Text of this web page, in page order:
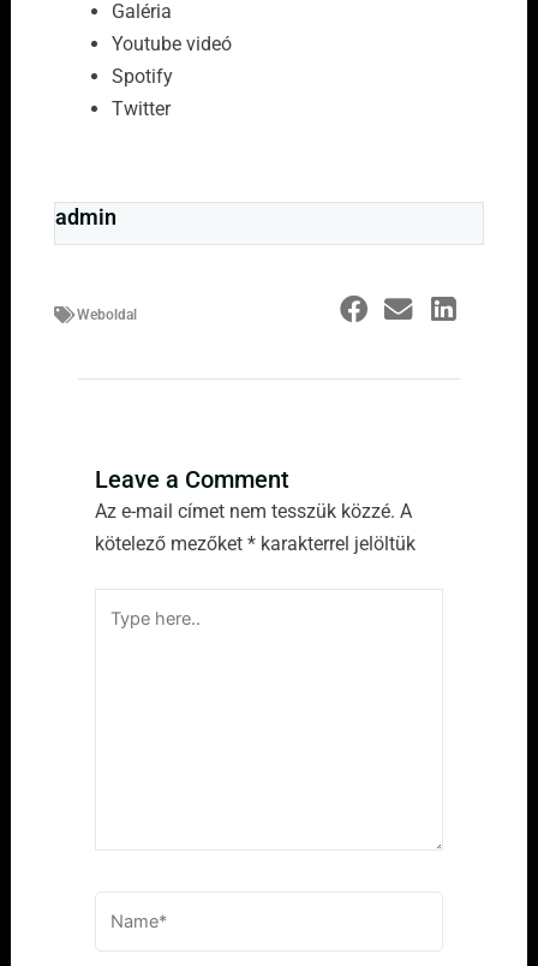
Galéria
Youtube videó
Spotify
Twitter
admin
Weboldal
Leave a Comment
Az e-mail címet nem tesszük közzé. A
kötelező mezőket *karakterrel jelöltük
here..